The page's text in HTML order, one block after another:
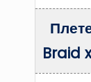
Braid